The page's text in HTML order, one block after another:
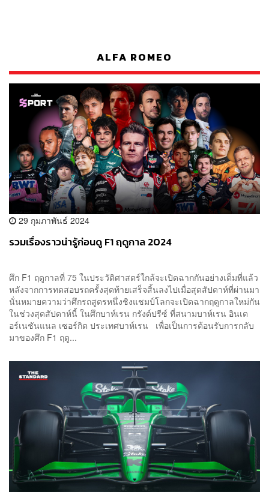
ALFA ROMEO
29 กุมภาพันธ์ 2024
รวมเรื่องราวน่ารู้ก่อนดู F1 ฤดูกาล 2024
ศึก F1 ฤดูกาลที่ 75 ในประวัติศาสตร์ใกล้จะเปิดฉากกันอย่างเต็มที่แล้ว
หลังจากการทดสอบรถครั้งสุดท้ายเสร็จสิ้นลงไปเมื่อสุดสัปดาห์ที่ผ่านมา
นั่นหมายความว่าศึกรถสูตรหนึ่งชิงแชมป์โลกจะเปิดฉากฤดูกาลใหม่กัน
ในช่วงสุดสัปดาห์นี้ ในศึกบาห์เรน กรังด์ปรีซ์ ที่สนามบาห์เรน อินเต
อร์เนชันแนล เซอร์กิต ประเทศบาห์เรน เพื่อเป็นการต้อนรับการกลับ
มาของศึก F1 ฤดู...